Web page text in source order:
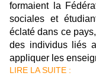
formaient la
sociales et
éclaté dans ce
des individus liés
appliquer les
LIRE LA SUITE :